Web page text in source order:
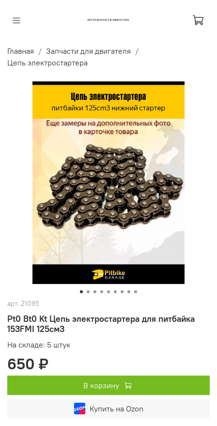
МОТОЗАПЧАСТИ MKROSS.RU
Главная
Запчасти для двигателя
Цепь электростартера
арт. 21095
Pt0 Bt0 Kt Цепь электростартера для питбайка
153FMI 125см3
На складе: 5 штук
650 ₽
В корзину
Купить на Ozon